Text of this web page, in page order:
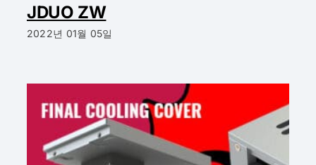
JDUO ZW
2022년 01월 05일